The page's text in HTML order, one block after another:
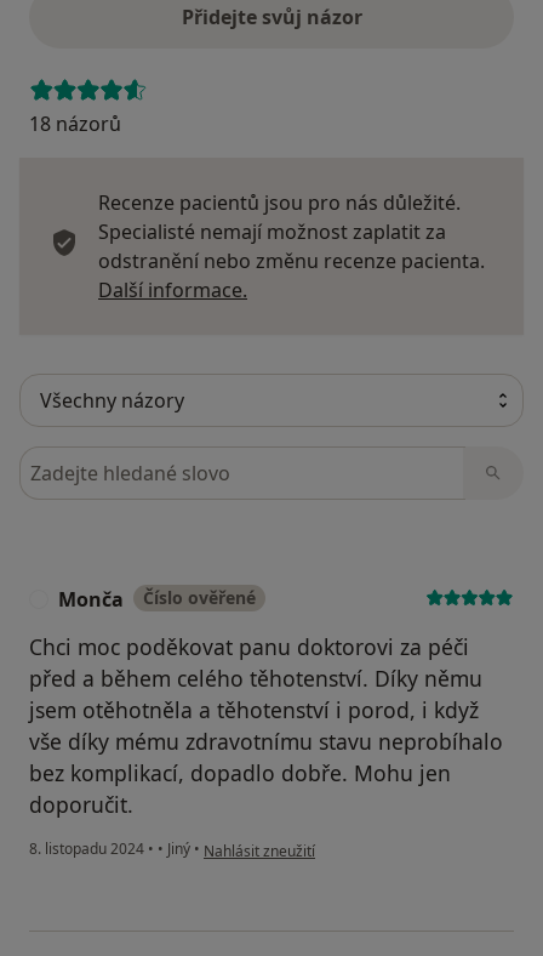
Přidejte svůj názor
18 názorů
Recenze pacientů jsou pro nás důležité.
Specialisté nemají možnost zaplatit za
odstranění nebo změnu recenze pacienta.
Další informace.
Hledejte v názorech
Monča Číslo ověřené
Chci moc poděkovat panu doktorovi za péči
před a během celého těhotenství. Díky němu
jsem otěhotněla a těhotenství i porod, i když
vše díky mému zdravotnímu stavu neprobíhalo
bez komplikací, dopadlo dobře. Mohu jen
doporučit.
8. listopadu 2024 • • Jiný • podle názoru uživatele Monča
Nahlásit zneužití